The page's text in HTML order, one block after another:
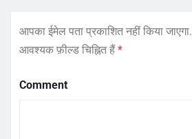
आपका ईमेल पता प्रकाशित नहीं किया जाएगा.
आवश्यक फ़ील्ड चिह्नित हैं *
Comment